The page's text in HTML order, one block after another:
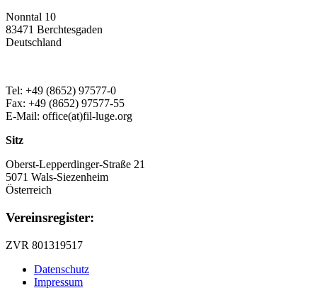
Nonntal 10
83471 Berchtesgaden
Deutschland
Tel: +49 (8652) 97577-0
Fax: +49 (8652) 97577-55
E-Mail: office(at)fil-luge.org
Sitz
Oberst-Lepperdinger-Straße 21
5071 Wals-Siezenheim
Österreich
Vereinsregister:
ZVR 801319517
Datenschutz
Impressum